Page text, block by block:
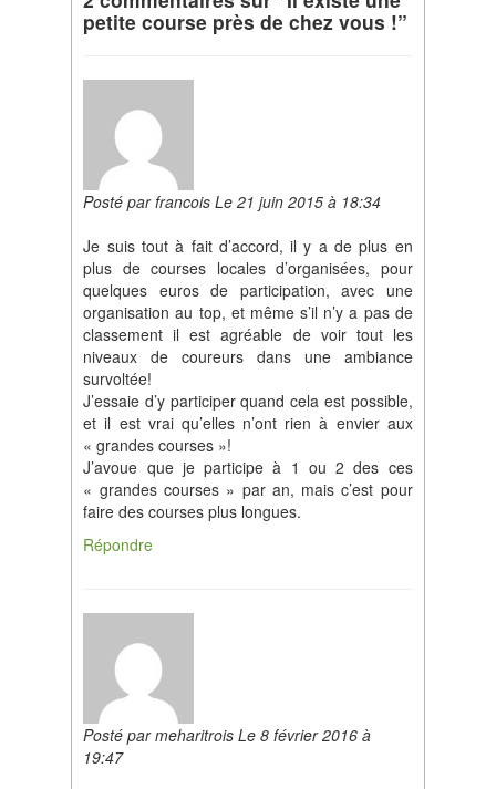
petite course près de chez vous !”
Posté par francois Le 21 juin 2015 à 18:34
Je suis tout à fait d’accord, il y a de plus en
plus de courses locales d’organisées, pour
quelques euros de participation, avec une
organisation au top, et même s’il n’y a pas de
classement il est agréable de voir tout les
niveaux de coureurs dans une ambiance
survoltée!
J’essaie d’y participer quand cela est possible,
et il est vrai qu’elles n’ont rien à envier aux
« grandes courses »!
J’avoue que je participe à 1 ou 2 des ces
« grandes courses » par an, mais c’est pour
faire des courses plus longues.
Répondre
Posté par meharitrois Le 8 février 2016 à
19:47